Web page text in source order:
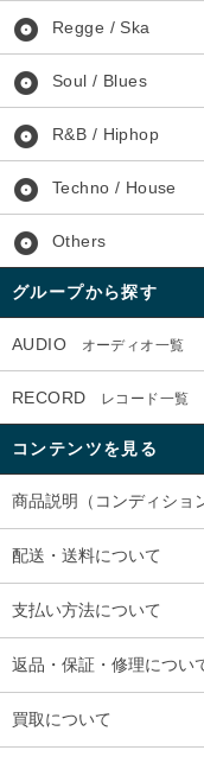
album Regge / Ska
album Soul / Blues
album R&B / Hiphop
album Techno / House
album Others
グループから探す
AUDIO オーディオ一覧
RECORD レコード一覧
コンテンツを見る
商品説明（コンディショ
配送・送料について
支払い方法について
返品・保証・修理につい
買取について